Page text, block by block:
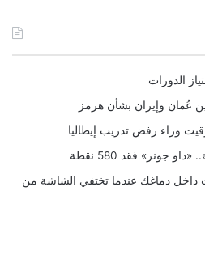
الدورات
عُمان وإيران بشأن هرمز
وراء رفض تدريب إيطاليا
جونز» فقد 580 نقطة
داخل دماغك عندما تختفي الشاشة من